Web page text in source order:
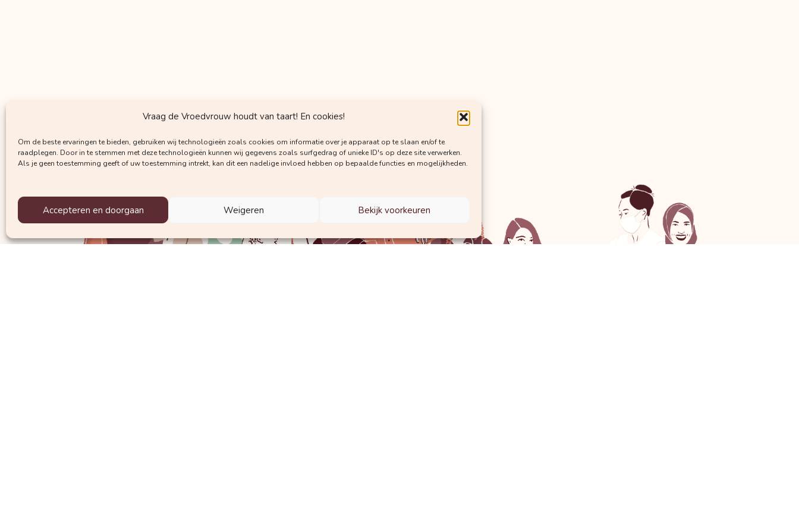
Vraag de Vroedvrouw houdt van taart! En cookies!
Om de beste ervaringen te bieden, gebruiken wij technologieën zoals cookies om informatie over je apparaat op te slaan en/of te
raadplegen. Door in te stemmen met deze technologieën kunnen wij gegevens zoals surfgedrag of unieke ID's op deze site verwerken.
Als je geen toestemming geeft of uw toestemming intrekt, kan dit een nadelige invloed hebben op bepaalde functies en mogelijkheden.
Accepteren en doorgaan Weigeren Bekijk voorkeuren